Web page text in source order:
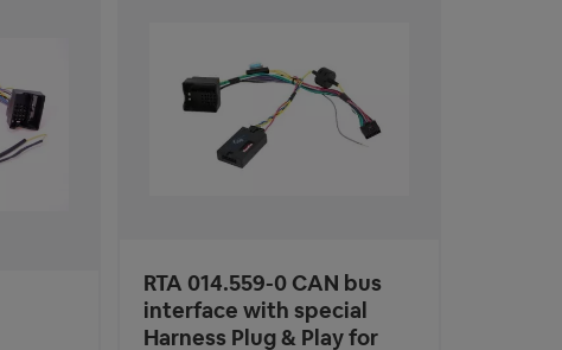
RTA 014.559-0 CAN bus
interface with special
Harness Plug & Play for